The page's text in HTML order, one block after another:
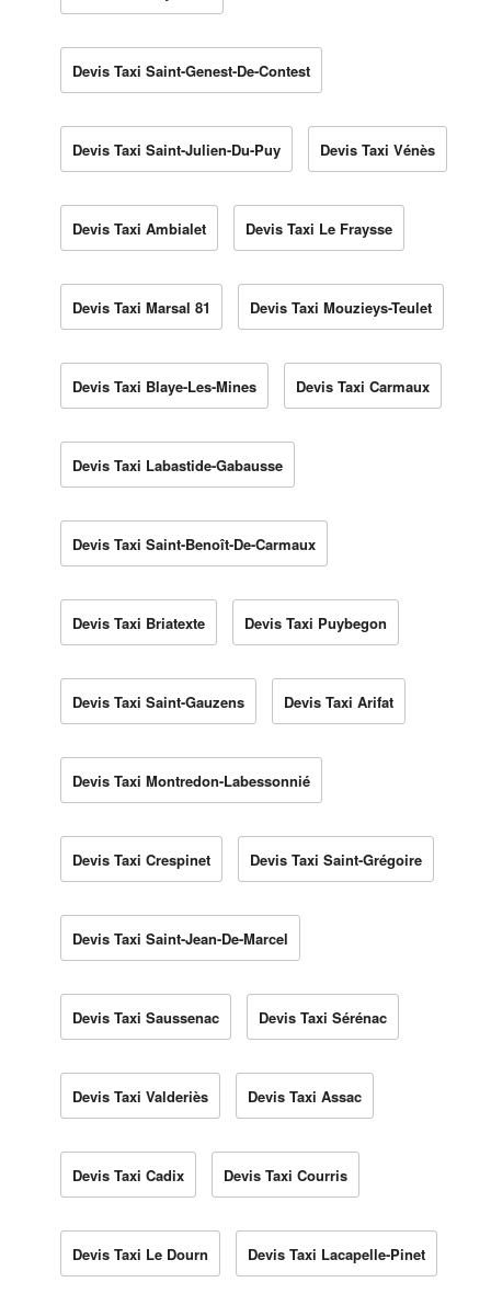
Devis Taxi Saint-Genest-De-Contest
Devis Taxi Saint-Julien-Du-Puy Devis Taxi Vénès
Devis Taxi Ambialet Devis Taxi Le Fraysse
Devis Taxi Marsal 81 Devis Taxi Mouzieys-Teulet
Devis Taxi Blaye-Les-Mines Devis Taxi Carmaux
Devis Taxi Labastide-Gabausse
Devis Taxi Saint-Benoît-De-Carmaux
Devis Taxi Briatexte Devis Taxi Puybegon
Devis Taxi Saint-Gauzens Devis Taxi Arifat
Devis Taxi Montredon-Labessonnié
Devis Taxi Crespinet Devis Taxi Saint-Grégoire
Devis Taxi Saint-Jean-De-Marcel
Devis Taxi Saussenac Devis Taxi Sérénac
Devis Taxi Valderiès Devis Taxi Assac
Devis Taxi Cadix Devis Taxi Courris
Devis Taxi Le Dourn Devis Taxi Lacapelle-Pinet